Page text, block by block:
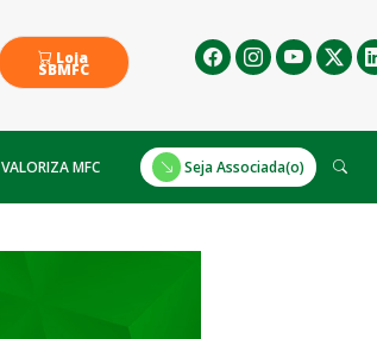
Loja
SBMFC
VALORIZA MFC Seja Associada(o)